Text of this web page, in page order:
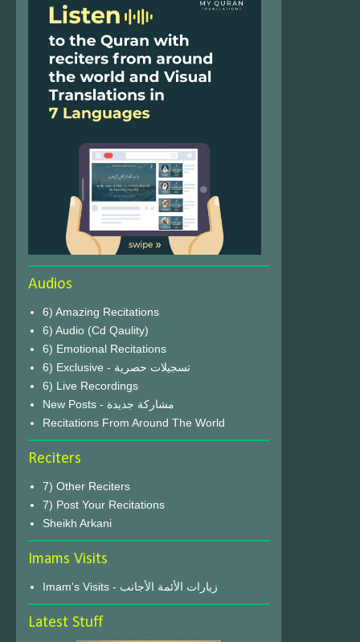
Audios
6) Amazing Recitations
6) Audio (Cd Qaulity)
6) Emotional Recitations
6) Exclusive - تسجيلات حصرية
6) Live Recordings
New Posts - مشاركة جديدة
Recitations From Around The World
Reciters
7) Other Reciters
7) Post Your Recitations
Sheikh Arkani
Imams Visits
Imam's Visits - زيارات الأئمة الأجانب
Latest Stuff